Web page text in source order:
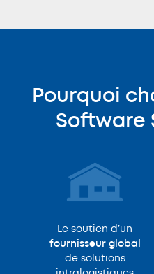
Pourquoi
Software
Le soutien d’un
fournisseur global
de solutions